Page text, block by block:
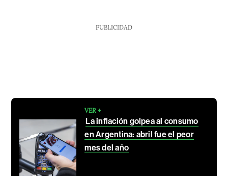
PUBLICIDAD
VER +
La inflación golpea al consumo
en Argentina: abril fue el peor
mes del año